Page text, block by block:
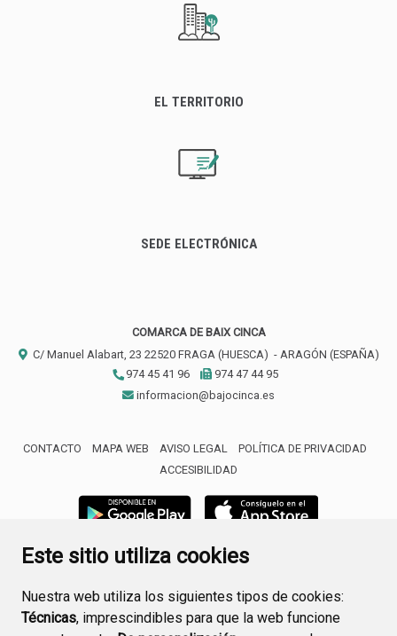
Este sitio utiliza cookies
Nuestra web utiliza los siguientes tipos de cookies:
Técnicas, imprescindibles para que la web funcione
EL TERRITORIO
SEDE ELECTRÓNICA
COMARCA DE BAIX CINCA
C/ Manuel Alabart, 23 22520 FRAGA (HUESCA) - ARAGÓN (ESPAÑA)
974 45 41 96
974 47 44 95
informacion@bajocinca.es
CONTACTO MAPA WEB AVISO LEGAL
POLÍTICA DE PRIVACIDAD
ACCESIBILIDAD